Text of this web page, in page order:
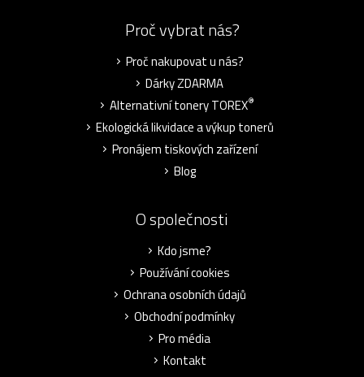
Proč vybrat nás?
Proč nakupovat u nás?
Dárky ZDARMA
Alternativní tonery TOREX®
Ekologická likvidace a výkup tonerů
Pronájem tiskových zařízení
Blog
O společnosti
Kdo jsme?
Používání cookies
Ochrana osobních údajů
Obchodní podmínky
Pro média
Kontakt